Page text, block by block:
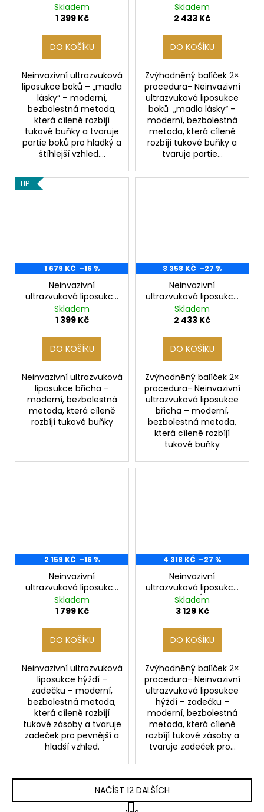
boků – „madla lásky“
Skladem
1 399 Kč
DO KOŠÍKU
Neinvazivní ultrazvuková
liposukce boků – „madla
lásky“ – moderní,
bezbolestná metoda,
která cíleně rozbíjí
tukové buňky a tvaruje
partie boků pro hladký a
štíhlejší vzhled....
boků „madla lásky“-
BALÍČEK 2x
Skladem
2 433 Kč
DO KOŠÍKU
Zvýhodněný balíček 2×
procedura- Neinvazivní
ultrazvuková liposukce
boků „madla lásky“ –
moderní, bezbolestná
metoda, která cíleně
rozbíjí tukové buňky a
tvaruje partie...
TIP
1 679 KČ –16 %
Neinvazivní
ultrazvuková liposukce
břicha
Skladem
1 399 Kč
DO KOŠÍKU
Neinvazivní ultrazvuková
liposukce břicha –
moderní, bezbolestná
metoda, která cíleně
rozbíjí tukové buňky
3 358 KČ –27 %
Neinvazivní
ultrazvuková liposukce
břicha- BALÍČEK 2x
Skladem
2 433 Kč
DO KOŠÍKU
Zvýhodněný balíček 2×
procedura- Neinvazivní
ultrazvuková liposukce
břicha – moderní,
bezbolestná metoda,
která cíleně rozbíjí
tukové buňky
2 159 KČ –16 %
Neinvazivní
ultrazvuková liposukce
hýždí
Skladem
1 799 Kč
DO KOŠÍKU
Neinvazivní ultrazvuková
liposukce hýždí –
zadečku – moderní,
bezbolestná metoda,
která cíleně rozbíjí
tukové zásoby a tvaruje
zadeček pro pevnější a
hladší vzhled.
4 318 KČ –27 %
Neinvazivní
ultrazvuková liposukce
hýždí- BALÍČEK 2x
Skladem
3 129 Kč
DO KOŠÍKU
Zvýhodněný balíček 2×
procedura- Neinvazivní
ultrazvuková liposukce
hýždí – zadečku –
moderní, bezbolestná
metoda, která cíleně
rozbíjí tukové zásoby a
tvaruje zadeček pro...
NAČÍST 12 DALŠÍCH
S